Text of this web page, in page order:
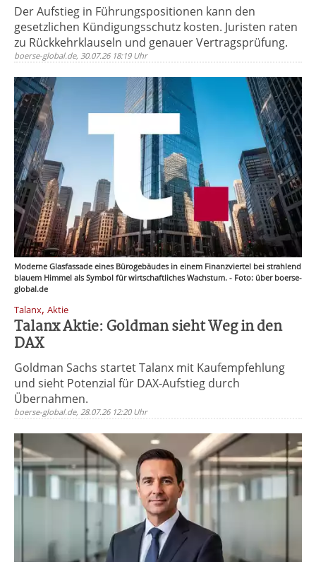
Der Aufstieg in Führungspositionen kann den
gesetzlichen Kündigungsschutz kosten. Juristen raten
zu Rückkehrklauseln und genauer Vertragsprüfung.
boerse-global.de, 30.07.26 18:19 Uhr
Moderne Glasfassade eines Bürogebäudes in einem Finanzviertel bei strahlend
blauem Himmel als Symbol für wirtschaftliches Wachstum. - Foto: über boerse-
global.de
Talanx, Aktie
Talanx Aktie: Goldman sieht Weg in den
DAX
Goldman Sachs startet Talanx mit Kaufempfehlung
und sieht Potenzial für DAX-Aufstieg durch
Übernahmen.
boerse-global.de, 28.07.26 12:20 Uhr